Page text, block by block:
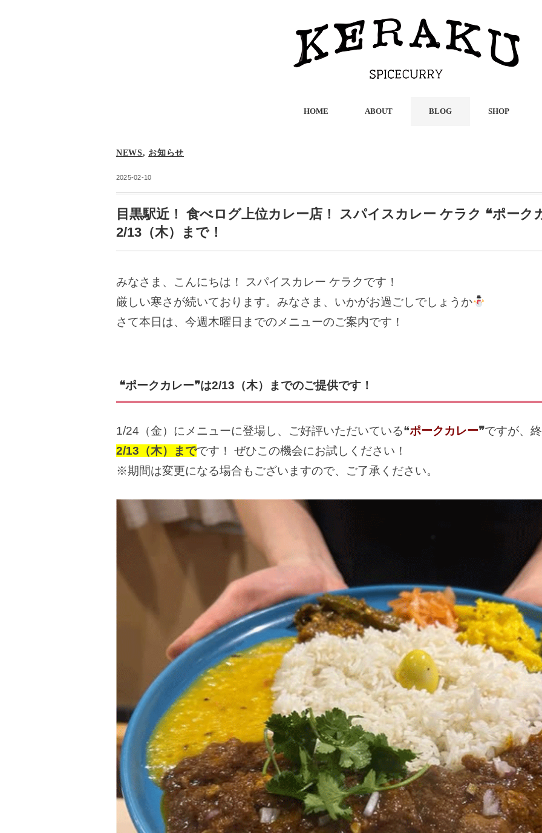
HOME ABOUT BLOG SHOP
NEWS, お知らせ
2025-02-10
目黒駅近！ 食べログ上位カレー店！ スパイスカレー ケラク ❝ポーク
2/13（木）まで！
みなさま、こんにちは！ スパイスカレー ケラクです！
厳しい寒さが続いております。みなさま、いかがお過ごしでしょうか
さて本日は、今週木曜日までのメニューのご案内です！
❝ポークカレー❞は2/13（木）までのご提供です！
1/24（金）にメニューに登場し、ご好評いただいている❝ポークカレー❞ですが、
2/13（木）までです！ ぜひこの機会にお試しください！
※期間は変更になる場合もございますので、ご了承ください。